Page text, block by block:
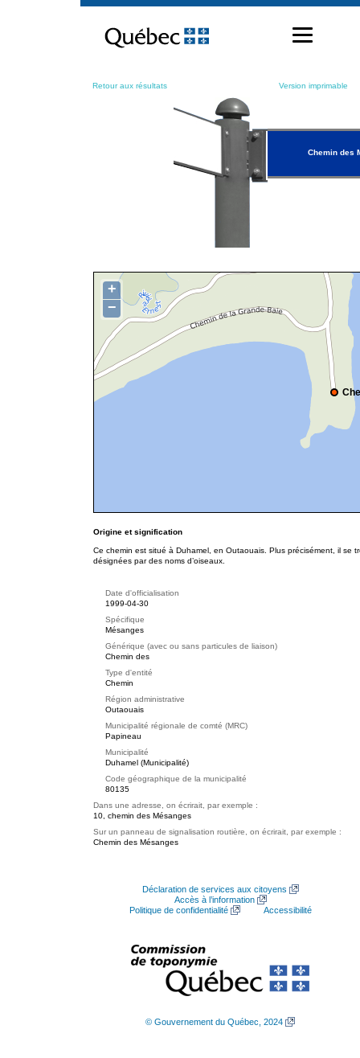
contenu
Retour aux résultats Version imprimable
Chemin des
+
−
Origine et signification
Ce chemin est situé à Duhamel, en Outaouais. Plus précisément, il se
désignées par des noms d’oiseaux.
Date d'officialisation
1999-04-30
Spécifique
Mésanges
Générique (avec ou sans particules de liaison)
Chemin des
Type d'entité
Chemin
Région administrative
Outaouais
Municipalité régionale de comté (MRC)
Papineau
Municipalité
Duhamel (Municipalité)
Code géographique de la municipalité
80135
Dans une adresse, on écrirait, par exemple :
10, chemin des Mésanges
Sur un panneau de signalisation routière, on écrirait, par exemple :
Chemin des Mésanges
Déclaration de services aux citoyens
Accès à l’information
Politique de confidentialité
Accessibilité
© Gouvernement du Québec, 2024